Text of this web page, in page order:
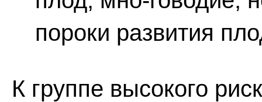
пороки развития
К группе высокого